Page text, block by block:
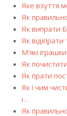
Яке взуття
Як
Як випрати
Як відіпрати
М'які
Як
Як прати
Як і чим
і…
Як